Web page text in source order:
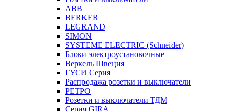
ABB
BERKER
LEGRAND
SIMON
SYSTEME ELECTRIC (Schneider)
Блоки электроустановочные
Веркель Швеция
ГУСИ Серия
Распродажа розетки и выключатели
РЕТРО
Розетки и выключатели ТДМ